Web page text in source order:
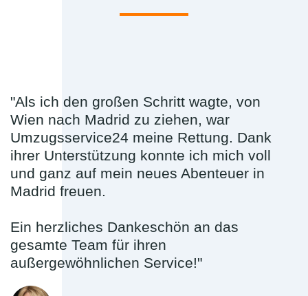
"Als ich den großen Schritt wagte, von
Wien nach Madrid zu ziehen, war
Umzugsservice24 meine Rettung. Dank
ihrer Unterstützung konnte ich mich voll
und ganz auf mein neues Abenteuer in
Madrid freuen.
Ein herzliches Dankeschön an das
gesamte Team für ihren
außergewöhnlichen Service!"